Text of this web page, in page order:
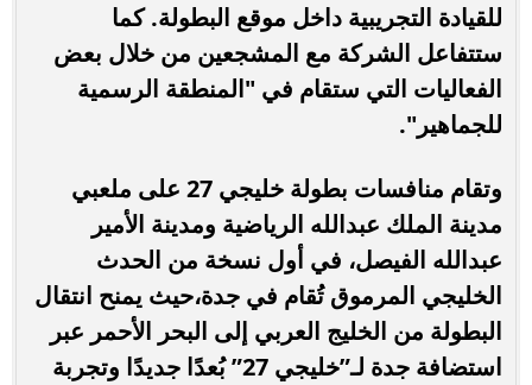
للقيادة التجريبية داخل موقع البطولة. كما
ستتفاعل الشركة مع المشجعين من خلال بعض
الفعاليات التي ستقام في "المنطقة الرسمية
للجماهير".
وتقام منافسات بطولة خليجي 27 على ملعبي
مدينة الملك عبدالله الرياضية ومدينة الأمير
عبدالله الفيصل، في أول نسخة من الحدث
الخليجي المرموق تُقام في جدة،حيث يمنح انتقال
البطولة من الخليج العربي إلى البحر الأحمر عبر
استضافة جدة لـ”خليجي 27” بُعدًا جديدًا وتجربة